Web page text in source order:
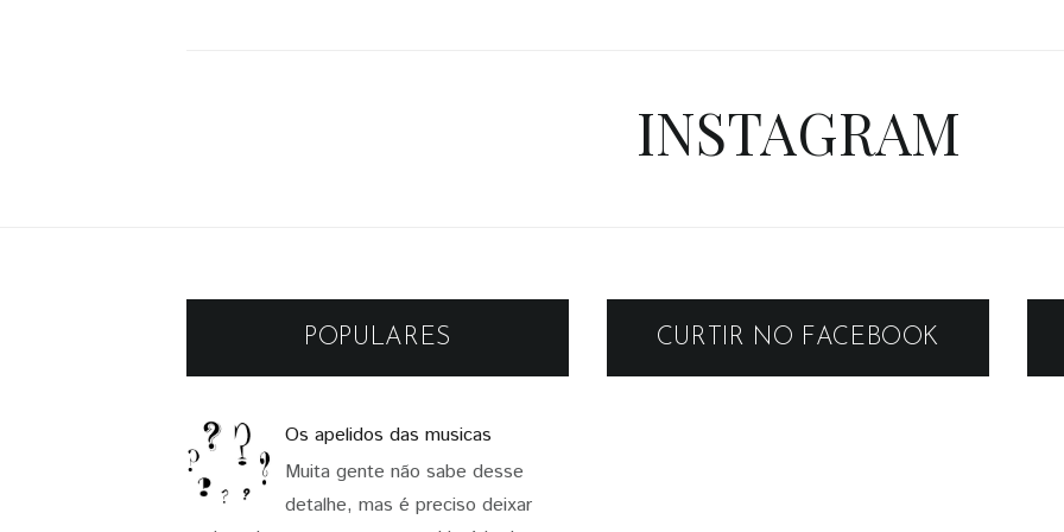
INSTAGRAM
POPULARES
Os apelidos das musicas
Muita gente não sabe desse
detalhe, mas é preciso deixar
CURTIR NO FACEBOOK